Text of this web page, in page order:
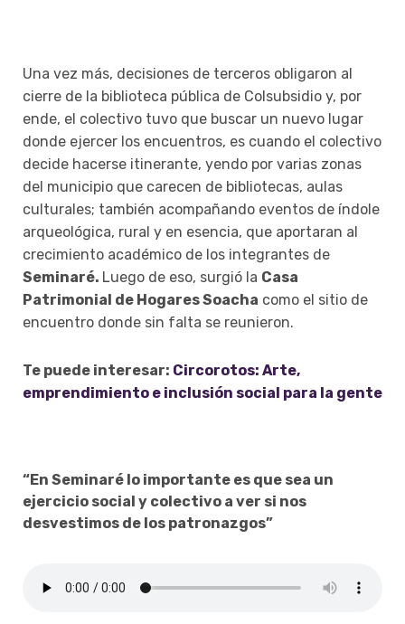
Una vez más, decisiones de terceros obligaron al
cierre de la biblioteca pública de Colsubsidio y, por
ende, el colectivo tuvo que buscar un nuevo lugar
donde ejercer los encuentros, es cuando el colectivo
decide hacerse itinerante, yendo por varias zonas
del municipio que carecen de bibliotecas, aulas
culturales; también acompañando eventos de índole
arqueológica, rural y en esencia, que aportaran al
crecimiento académico de los integrantes de
Seminaré. Luego de eso, surgió la Casa
Patrimonial de Hogares Soacha como el sitio de
encuentro donde sin falta se reunieron.
Te puede interesar: Circorotos: Arte,
emprendimiento e inclusión social para la gente
“En Seminaré lo importante es que sea un
ejercicio social y colectivo a ver si nos
desvestimos de los patronazgos”